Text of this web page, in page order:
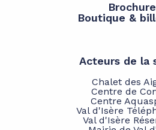
Boutique &
Acteurs de la
Chalet des
Centre de
Centre
Val d'Isère
Val d'Isère